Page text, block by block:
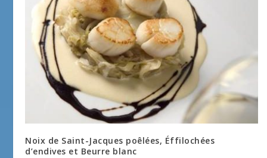
Noix de Saint-Jacques poêlées, Éffilochées
d’endives et Beurre blanc